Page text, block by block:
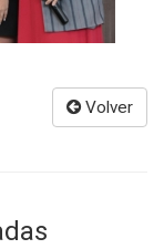
Volver